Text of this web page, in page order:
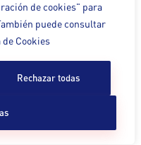
de cookies" para
puede consultar
Cookies
Rechazar todas